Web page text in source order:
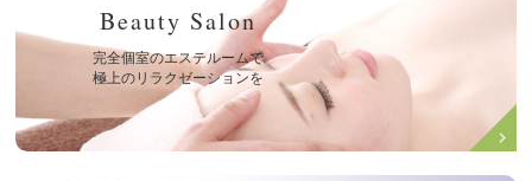
Beauty Salon
完全個室のエステルームで
極上のリラクゼーションを